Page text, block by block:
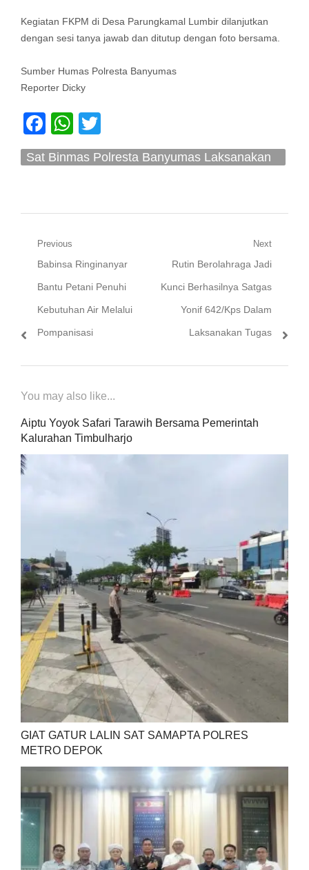
Kegiatan FKPM di Desa Parungkamal Lumbir dilanjutkan
dengan sesi tanya jawab dan ditutup dengan foto bersama.
Sumber Humas Polresta Banyumas
Reporter Dicky
Facebook
WhatsApp
Sat Binmas Polresta Banyumas Laksanakan
Navigasi
pos
Previous
Previous
post:
Babinsa Ringinanyar
Bantu Petani Penuhi
Kebutuhan Air Melalui
Pompanisasi
Next
Next
post:
Rutin Berolahraga Jadi
Kunci Berhasilnya Satgas
Yonif 642/Kps Dalam
Laksanakan Tugas
You may also like...
Aiptu Yoyok Safari Tarawih Bersama Pemerintah
Kalurahan Timbulharjo
GIAT GATUR LALIN SAT SAMAPTA POLRES
METRO DEPOK